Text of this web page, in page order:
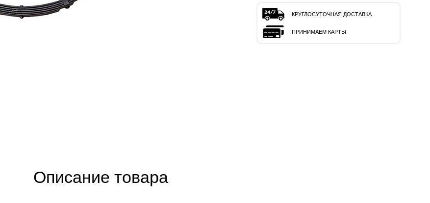
КРУГЛОСУТОЧНАЯ ДОСТАВКА
ПРИНИМАЕМ КАРТЫ
Описание товара